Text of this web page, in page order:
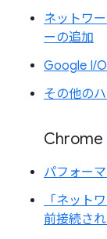
ネットワ
ーの追加
Google I/
その他の
Chrome
パフォー
「ネット
前接続さ